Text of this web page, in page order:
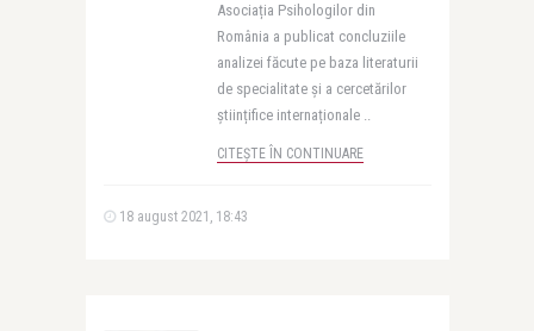
Asociația Psihologilor din
România a publicat concluziile
analizei făcute pe baza literaturii
de specialitate și a cercetărilor
științifice internaționale ..
CITEȘTE ÎN CONTINUARE
18 august 2021, 18:43